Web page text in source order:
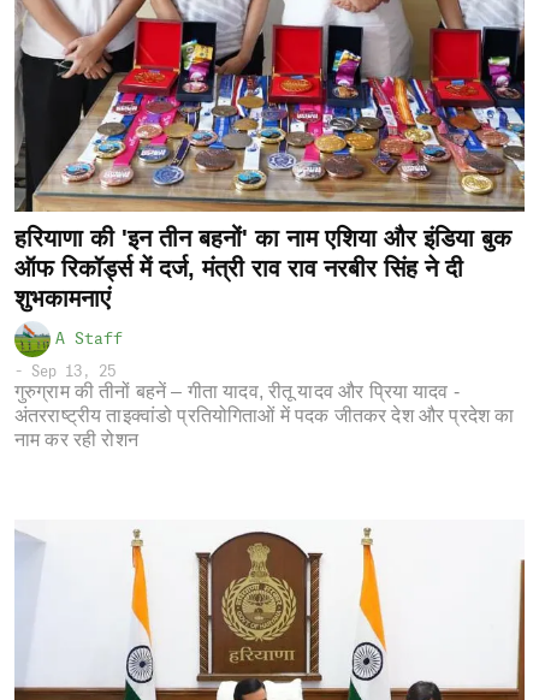
हरियाणा की 'इन तीन बहनों' का नाम एशिया और इंडिया बुक
ऑफ रिकॉर्ड्स में दर्ज, मंत्री राव राव नरबीर सिंह ने दी
शुभकामनाएं
A Staff
- Sep 13, 25
गुरुग्राम की तीनों बहनें – गीता यादव, रीतू यादव और प्रिया यादव -
अंतरराष्ट्रीय ताइक्वांडो प्रतियोगिताओं में पदक जीतकर देश और प्रदेश का
नाम कर रही रोशन